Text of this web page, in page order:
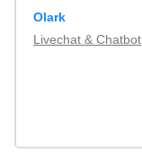
Olark
Livechat & Chatbot